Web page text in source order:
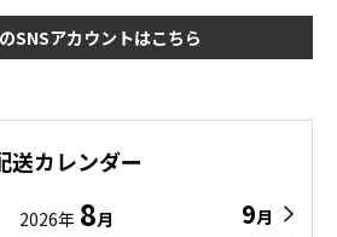
SNSアカウントはこちら
送カレンダー
2026年 8月 9月